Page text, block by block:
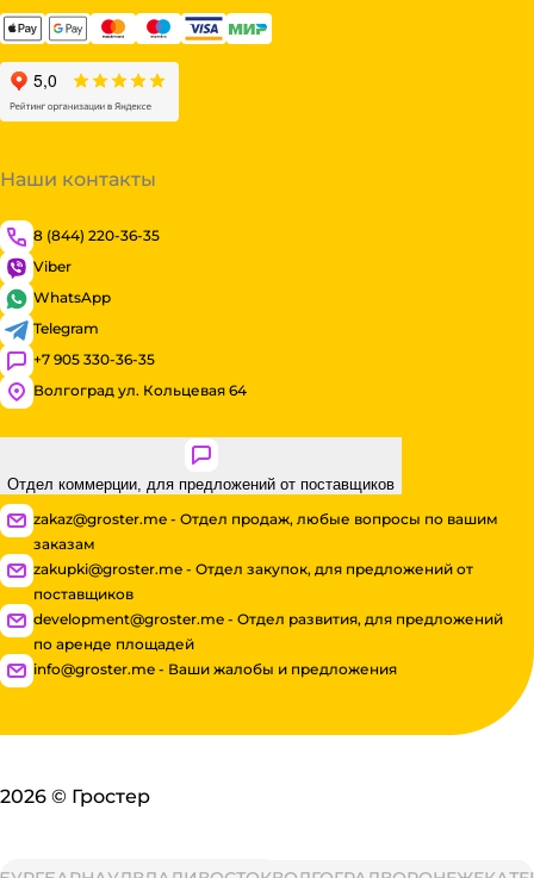
Наши контакты
8 (844) 220-36-35
Viber
WhatsApp
Telegram
+7 905 330-36-35
Волгоград ул. Кольцевая 64
Отдел коммерции, для предложений от поставщиков
zakaz@groster.me - Отдел продаж, любые вопросы по вашим
заказам
zakupki@groster.me - Отдел закупок, для предложений от
поставщиков
development@groster.me - Отдел развития, для предложений
по аренде площадей
info@groster.me - Ваши жалобы и предложения
2026 © Гростер